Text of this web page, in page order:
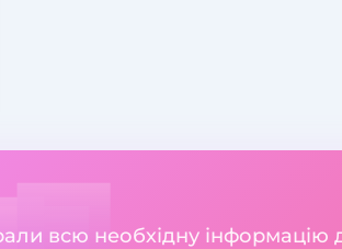
всю необхідну